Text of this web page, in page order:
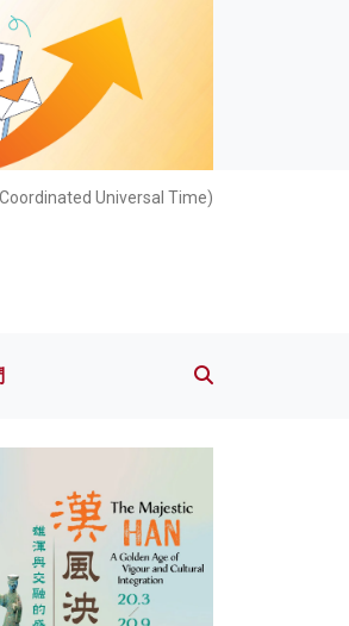
Universal Time)
我們